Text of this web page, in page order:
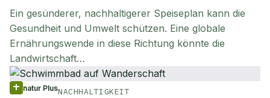
Ein gesünderer, nachhaltigerer Speiseplan kann die
Gesundheit und Umwelt schützen. Eine globale
Ernährungswende in diese Richtung könnte die
Landwirtschaft…
natur PlusNACHHALTIGKEIT